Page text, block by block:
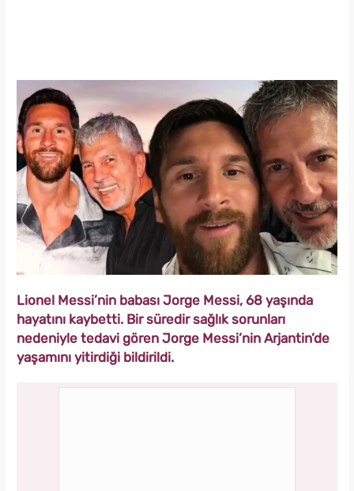
Lionel Messi’nin babası Jorge Messi, 68 yaşında
hayatını kaybetti. Bir süredir sağlık sorunları
nedeniyle tedavi gören Jorge Messi’nin Arjantin’de
yaşamını yitirdiği bildirildi.